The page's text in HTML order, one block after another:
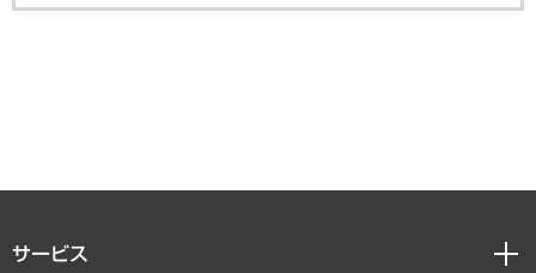
サービス